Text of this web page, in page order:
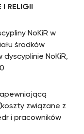
RELIGII
NoKiR w
środków
NoKiR,
związane z
i pracowników